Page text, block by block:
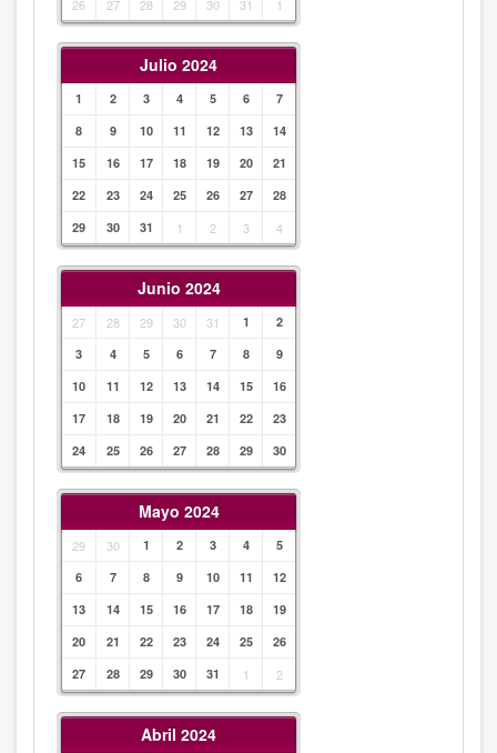
26
27 28 29 30 31 1
Julio 2024
1 2 3 4 5 6
7
8
9 10 11 12 13
14
15
16 17 18 19 20
21
22
23 24 25 26 27
28
29
30 31 1 2 3 4
Junio 2024
27 28 29 30 31 1
2
3
4 5 6 7 8
9
10
11 12 13 14 15
16
17
18 19 20 21 22
23
24
25 26 27 28 29 30
Mayo 2024
29 30 1 2 3 4
5
6
7 8 9 10 11
12
13
14 15 16 17 18
19
20
21 22 23 24 25
26
27
28 29 30 31 1 2
Abril 2024